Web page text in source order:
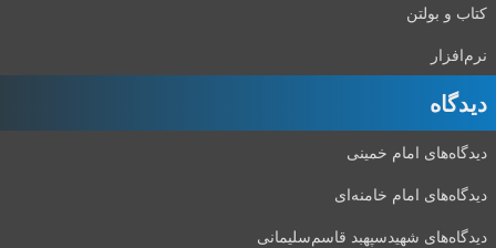
کتاب و بولتن
نرم‌افزار
دیدگاه‌
دیدگاه‌های امام خمینی
دیدگاه‌های امام خامنه‌ای
دیدگاه‌های شهید‌سپهبد قاسم‌سلیمانی